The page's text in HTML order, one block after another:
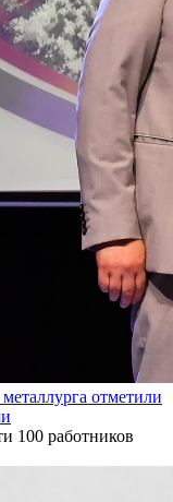
отметили
100 работников